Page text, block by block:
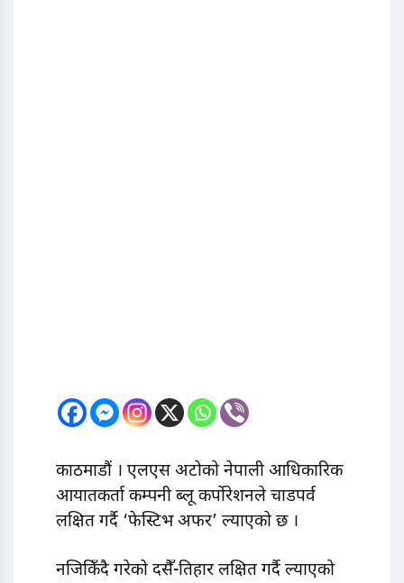
काठमाडौं । एलएस अटोको नेपाली आधिकारिक
आयातकर्ता कम्पनी ब्लू कर्पोरेशनले चाडपर्व
लक्षित गर्दै ‘फेस्टिभ अफर’ ल्याएको छ ।
नजिकिँदै गरेको दसैँ-तिहार लक्षित गर्दै ल्याएको